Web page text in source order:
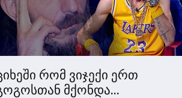
რომ ვიჯექი ერთ
მქონდა...